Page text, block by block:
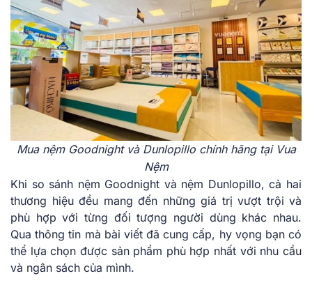
Mua nệm Goodnight và Dunlopillo chính hãng tại Vua
Nệm
Khi so sánh nệm Goodnight và nệm Dunlopillo, cả hai
thương hiệu đều mang đến những giá trị vượt trội và
phù hợp với từng đối tượng người dùng khác nhau.
Qua thông tin mà bài viết đã cung cấp, hy vọng bạn có
thể lựa chọn được sản phẩm phù hợp nhất với nhu cầu
và ngân sách của mình.